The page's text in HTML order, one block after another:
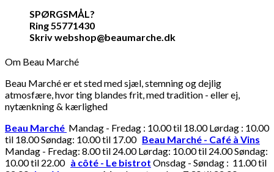
SPØRGSMÅL?
Ring 55771430
Skriv webshop@beaumarche.dk
Om Beau Marché
Beau Marché er et sted med sjæl, stemning og dejlig
atmosfære, hvor ting blandes frit, med tradition - eller ej,
nytænkning & kærlighed
Beau Marché Mandag - Fredag : 10.00 til 18.00 Lørdag : 10.00
til 18.00 Søndag: 10.00 til 17.00 Beau Marché - Café à Vins
Mandag - Fredag: 8.00 til 24.00 Lørdag: 10.00 til 24.00 Søndag:
10.00 til 22.00 à côté - Le bistrot Onsdag - Søndag : 11.00 til